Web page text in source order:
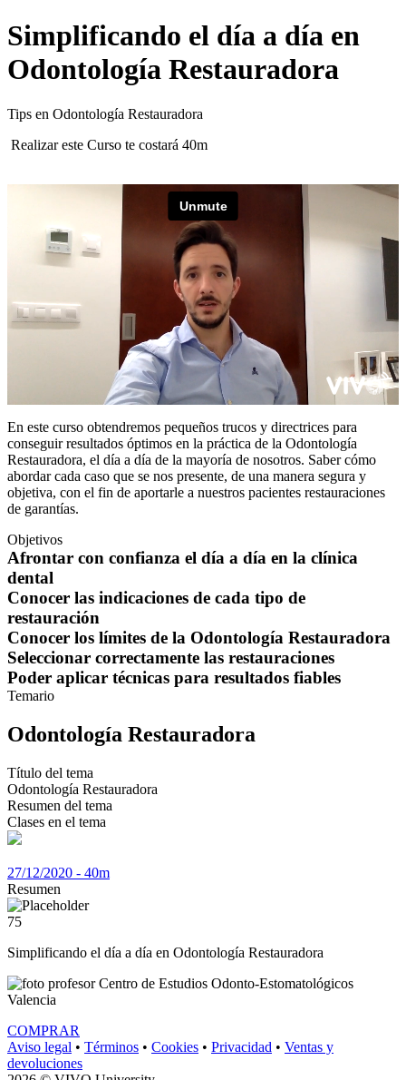
Simplificando el día a día en
Odontología Restauradora
Tips en Odontología Restauradora
Realizar este Curso te costará 40m
En este curso obtendremos pequeños trucos y directrices para
conseguir resultados óptimos en la práctica de la Odontología
Restauradora, el día a día de la mayoría de nosotros. Saber cómo
abordar cada caso que se nos presente, de una manera segura y
objetiva, con el fin de aportarle a nuestros pacientes restauraciones
de garantías.
Objetivos
Afrontar con confianza el día a día en la clínica
dental
Conocer las indicaciones de cada tipo de
restauración
Conocer los límites de la Odontología Restauradora
Seleccionar correctamente las restauraciones
Poder aplicar técnicas para resultados fiables
Temario
Odontología Restauradora
Título del tema
Odontología Restauradora
Resumen del tema
Clases en el tema
27/12/2020 - 40m
Resumen
75
Simplificando el día a día en Odontología Restauradora
Centro de Estudios Odonto-Estomatológicos
Valencia
COMPRAR
Aviso legal • Términos • Cookies • Privacidad • Ventas y
devoluciones